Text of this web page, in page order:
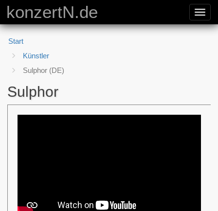
konzertN.de
Start
Künstler
Sulphor (DE)
Sulphor